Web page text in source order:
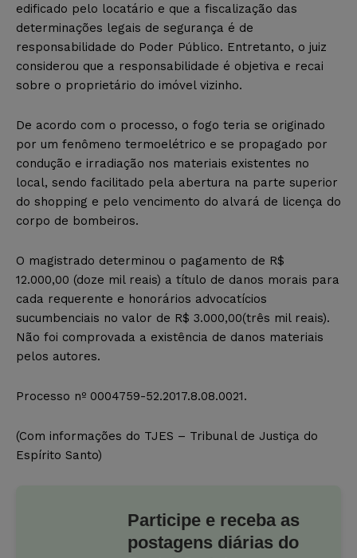
edificado pelo locatário e que a fiscalização das
determinações legais de segurança é de
responsabilidade do Poder Público. Entretanto, o juiz
considerou que a responsabilidade é objetiva e recai
sobre o proprietário do imóvel vizinho.
De acordo com o processo, o fogo teria se originado
por um fenômeno termoelétrico e se propagado por
condução e irradiação nos materiais existentes no
local, sendo facilitado pela abertura na parte superior
do shopping e pelo vencimento do alvará de licença do
corpo de bombeiros.
O magistrado determinou o pagamento de R$
12.000,00 (doze mil reais) a título de danos morais para
cada requerente e honorários advocatícios
sucumbenciais no valor de R$ 3.000,00(três mil reais).
Não foi comprovada a existência de danos materiais
pelos autores.
Processo nº 0004759-52.2017.8.08.0021.
(Com informações do TJES – Tribunal de Justiça do
Espírito Santo)
Participe e receba as
postagens diárias do